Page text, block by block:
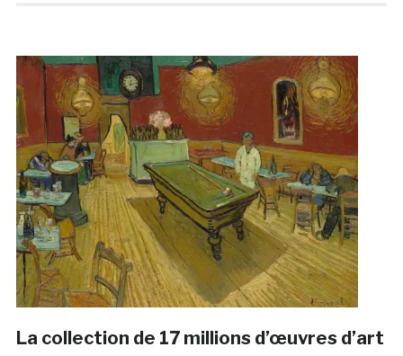
La collection de 17 millions d’œuvres d’art